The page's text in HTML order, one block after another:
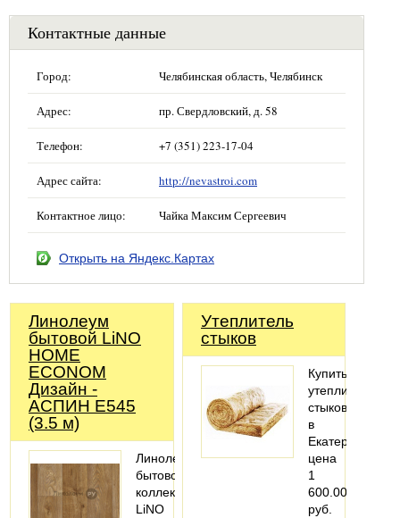
Контактные данные
Город: Челябинская область, Челябинск
Адрес: пр. Свердловский, д. 58
Телефон: +7 (351) 223-17-04
Адрес сайта: http://nevastroi.com
Контактное лицо: Чайка Максим Сергеевич
Открыть на Яндекс.Картах
Линолеум
бытовой LiNO
HOME
ECONOM
Дизайн -
АСПИН Е545
(3.5 м)
Линолеум
бытовой
коллекции
LiNO
Утеплитель
стыков
Купить
утеплитель
стыков
в
Екатеринбурге,
цена
1
600.00
руб.